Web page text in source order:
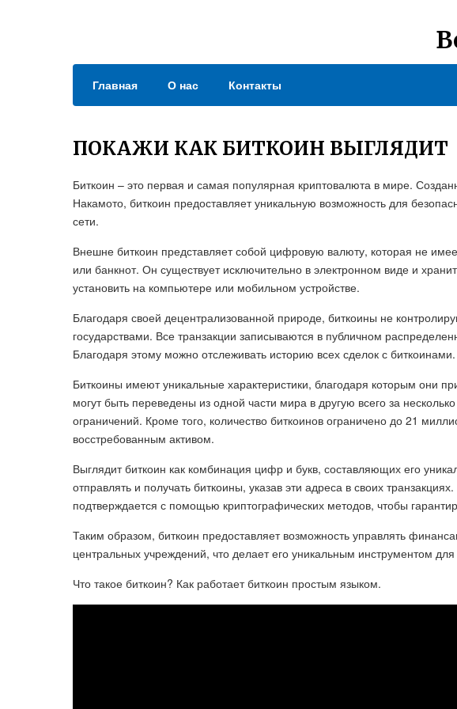
Главная О нас Контакты
ПОКАЖИ КАК БИТКОИН ВЫГЛЯДИТ
Биткоин – это первая и самая популярная криптовалюта в мире.
Накамото, биткоин предоставляет уникальную возможность для
сети.
Внешне биткоин представляет собой цифровую валюту, которая не
или банкнот. Он существует исключительно в электронном виде и
установить на компьютере или мобильном устройстве.
Благодаря своей децентрализованной природе, биткоины не
государствами. Все транзакции записываются в публичном
Благодаря этому можно отслеживать историю всех сделок с биткоинами.
Биткоины имеют уникальные характеристики, благодаря которым они
могут быть переведены из одной части мира в другую всего за
ограничений. Кроме того, количество биткоинов ограничено до 21
восстребованным активом.
Выглядит биткоин как комбинация цифр и букв, составляющих его
отправлять и получать биткоины, указав эти адреса в своих
подтверждается с помощью криптографических методов, чтобы
Таким образом, биткоин предоставляет возможность управлять
центральных учреждений, что делает его уникальным инструментом
Что такое биткоин? Как работает биткоин простым языком.